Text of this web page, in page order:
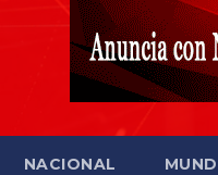
NACIONAL